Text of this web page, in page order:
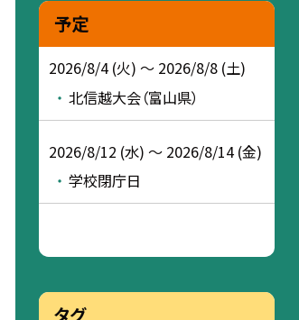
予定
2026/8/4 (火) ～ 2026/8/8 (土)
北信越大会（富山県）
2026/8/12 (水) ～ 2026/8/14 (金)
学校閉庁日
タグ